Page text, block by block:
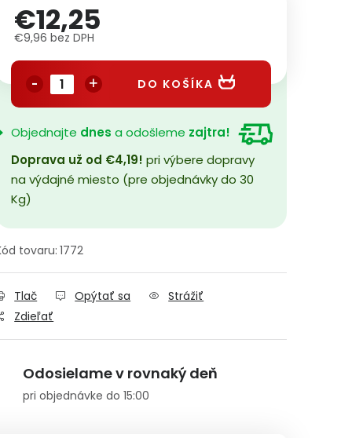
€12,25
€9,96 bez DPH
DO KOŠÍKA
Objednajte dnes a odošleme zajtra!
Doprava už od €4,19! pri výbere dopravy
na výdajné miesto (pre objednávky do 30
Kg)
tovaru: 1772
Tlač Opýtať sa
Strážiť
Zdieľať
Odosielame v rovnaký deň
pri objednávke do 15:00